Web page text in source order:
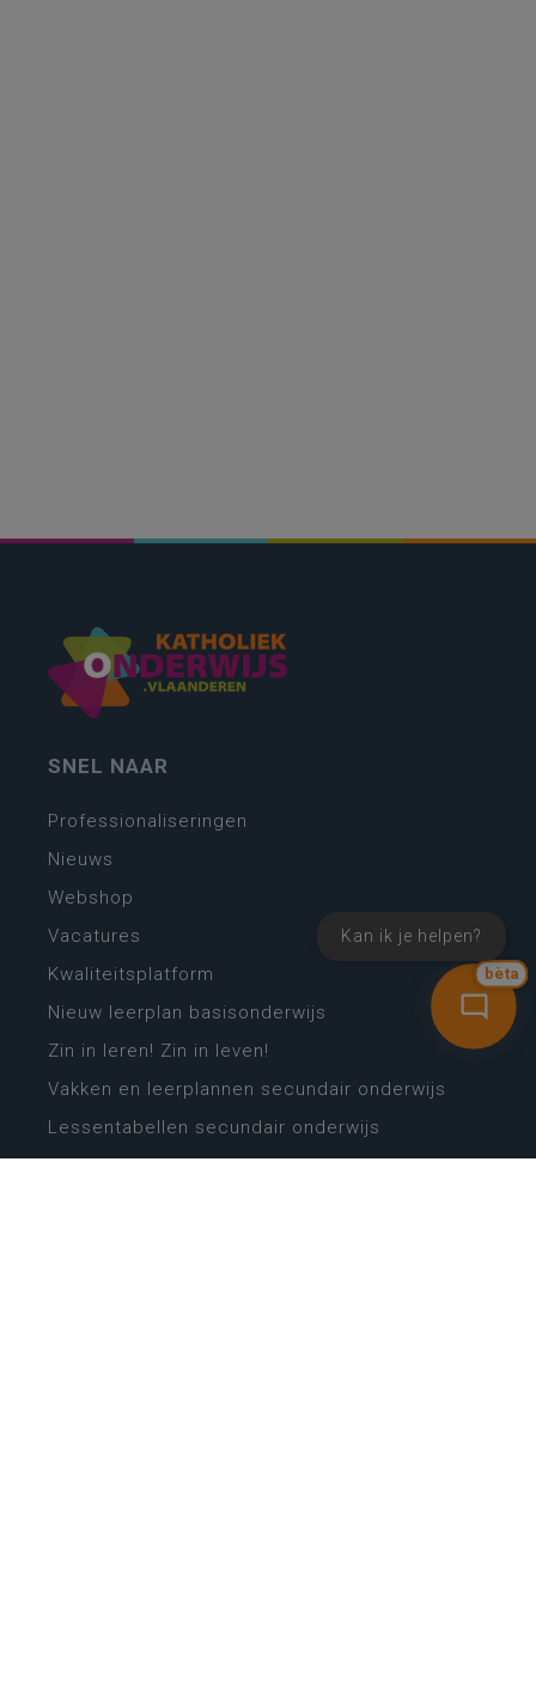
bèta
Kan ik je helpen?
SNEL NAAR
Professionaliseringen
Nieuws
Webshop
Vacatures
Kwaliteitsplatform
Nieuw leerplan basisonderwijs
Zin in leren! Zin in leven!
Vakken en leerplannen secundair onderwijs
Lessentabellen secundair onderwijs
Digitale transformatie